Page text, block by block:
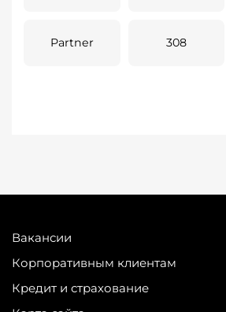
Partner 308
Вакансии
Корпоративным клиентам
Кредит и страхование